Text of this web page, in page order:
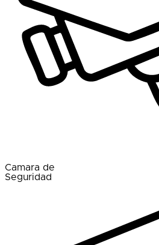
Camara de
Seguridad